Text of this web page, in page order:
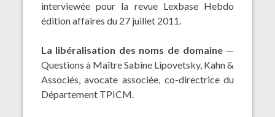
interviewée pour la revue Lexbase Hebdo
édition affaires du 27 juillet 2011.
La libéralisation des noms de domaine—
Questions à Maître Sabine Lipovetsky, Kahn &
Associés, avocate associée, co-directrice du
Département TPICM.